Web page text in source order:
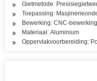
Gietmetode:
Toepassing:
Bewerking: CNC-bewerking
Materiaal: Aluminium
Oppervlakvoorbereiding: